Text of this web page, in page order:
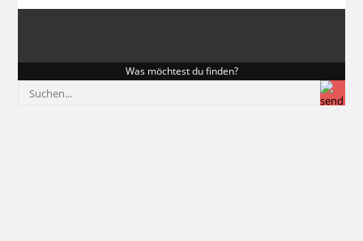
Was möchtest du finden?